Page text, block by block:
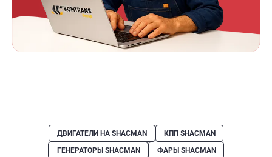
ДВИГАТЕЛИ НА SHACMAN
КПП SHACMAN
ГЕНЕРАТОРЫ SHACMAN
ФАРЫ SHACMAN